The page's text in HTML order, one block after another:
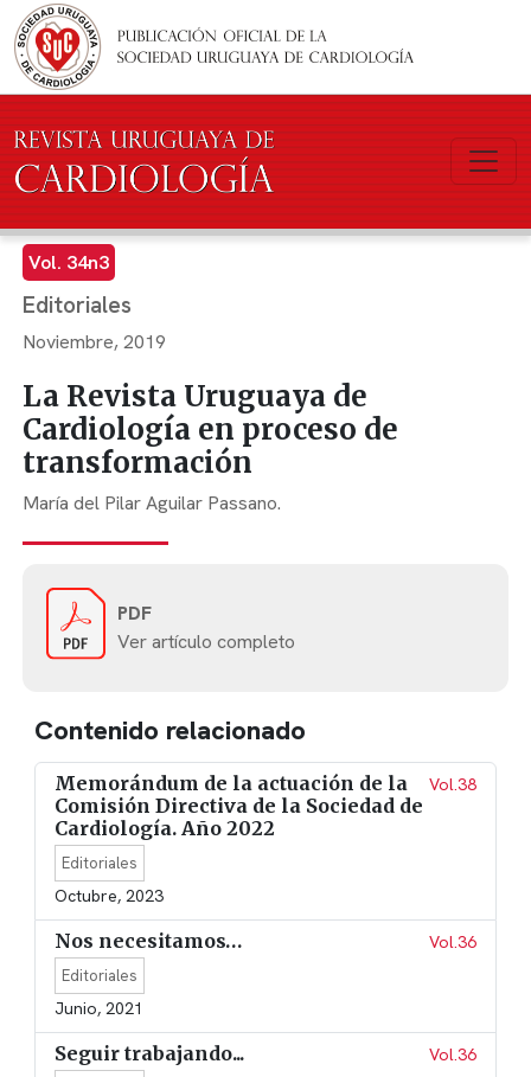
Pasar al contenido principal
Vol. 34n3
Editoriales
Noviembre, 2019
La Revista Uruguaya de
Cardiología en proceso de
transformación
María del Pilar Aguilar Passano.
PDF
Ver artículo completo
Contenido relacionado
Memorándum de la actuación de la
Comisión Directiva de la Sociedad de
Cardiología. Año 2022
Vol.38
Editoriales
Octubre, 2023
Nos necesitamos… Vol.36
Editoriales
Junio, 2021
Seguir trabajando... Vol.36